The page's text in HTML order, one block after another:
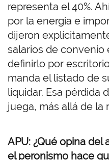
representa el 40%.
por la energía e
dijeron
salarios de convenio
definirlo por
manda el listado de
liquidar. Esa pérdida
juega, más allá de la
APU: ¿Qué opina del
el peronismo hace